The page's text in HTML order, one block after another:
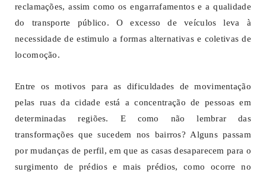
reclamações, assim como os engarrafamentos e a qualidade
do transporte público. O excesso de veículos leva à
necessidade de estimulo a formas alternativas e coletivas de
locomoção.
Entre os motivos para as dificuldades de movimentação
pelas ruas da cidade está a concentração de pessoas em
determinadas regiões. E como não lembrar das
transformações que sucedem nos bairros? Alguns passam
por mudanças de perfil, em que as casas desaparecem para o
surgimento de prédios e mais prédios, como ocorre no